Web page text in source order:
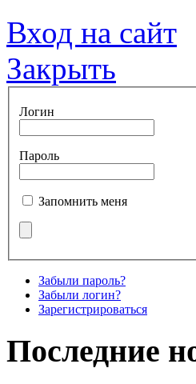
Вход на сайт
Закрыть
Логин
Пароль
Запомнить меня
Забыли пароль?
Забыли логин?
Зарегистрироваться
Последние